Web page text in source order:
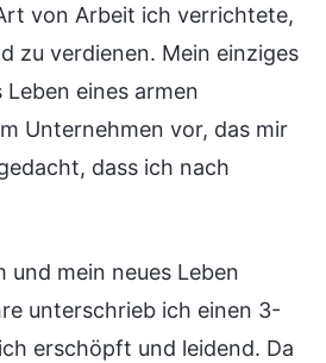
von Arbeit ich verrichtete,
zu verdienen. Mein einziges
eines armen
Unternehmen vor, das mir
dass ich nach
mein neues Leben
unterschrieb ich einen 3-
erschöpft und leidend. Da